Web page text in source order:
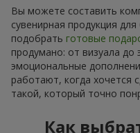
Вы можете составить
сувенирная продукция
подобрать готовые
продумано: от визуала
эмоциональные
работают, когда хочется
такой, который точно
Как